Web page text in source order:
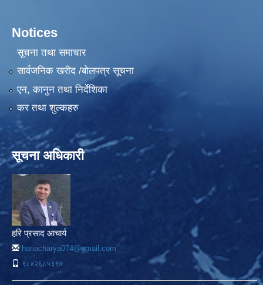
Notices
सूचना तथा समाचार
सार्वजनिक खरीद /बोलपत्र सूचना
एन, कानुन तथा निर्देशिका
कर तथा शुल्कहरु
सूचना अधिकारी
हरि प्रसाद आचार्य
hariacharya074@gmail.com
९८४२६८५३९७